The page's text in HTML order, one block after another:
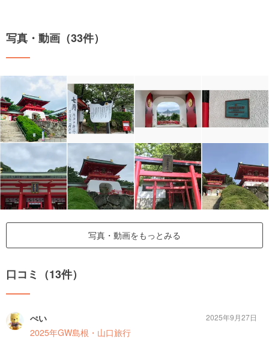
写真・動画（33件）
写真・動画をもっとみる
口コミ（13件）
ぺい
2025年GW島根・山口旅行
2025年9月27日